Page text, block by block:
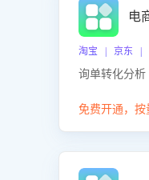
电
淘宝 | 京东 |
询单转化分析
免费开通，按